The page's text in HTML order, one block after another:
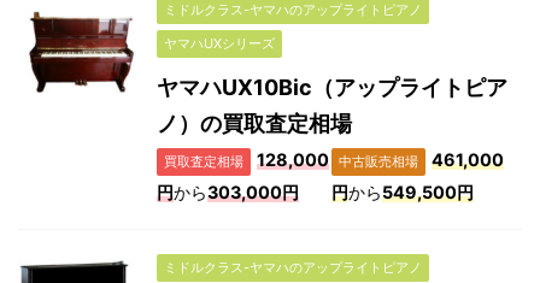
ミドルクラス-ヤマハのアップライトピアノ
ヤマハUXシリーズ
ヤマハUX10Bic（アップライトピア
ノ）の買取査定相場
買取査定相場
128,000
円から303,000円
中古販売相場
461,000
円から549,500円
ミドルクラス-ヤマハのアップライトピアノ